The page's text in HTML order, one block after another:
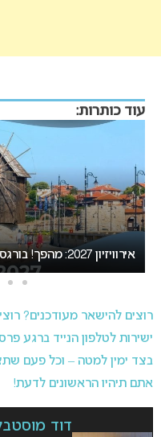
עוד כותרות:
אירוויזיון
הבא
רוצים להישאר מעודכנים?
ישירות לטלפון הנייד ברגע
בצד ימין למטה – וכל פעם
אתם תיהיו הראשונים לדעת!
דוד